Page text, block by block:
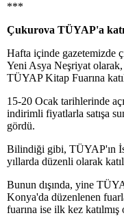
***
Çukurova TÜYAP'a
Hafta içinde gazetemizde
Yeni Asya Neşriyat
TÜYAP Kitap Fuarına
15-20 Ocak tarihlerinde
indirimli fiyatlarla satışa
gördü.
Bilindiği gibi, TÜYAP'ın
yıllarda düzenli olarak
Bunun dışında, yine
Konya'da düzenlenen
fuarına ise ilk kez katılmış